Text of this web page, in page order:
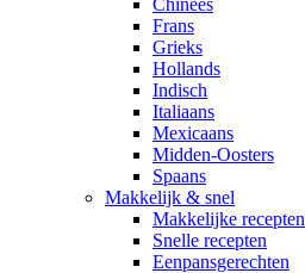
Chinees
Frans
Grieks
Hollands
Indisch
Italiaans
Mexicaans
Midden-Oosters
Spaans
Makkelijk & snel
Makkelijke recepten
Snelle recepten
Eenpansgerechten